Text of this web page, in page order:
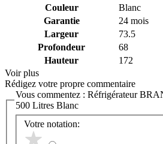
Couleur
Blanc
Garantie
24 mois
Largeur
73.5
Profondeur
68
Hauteur
172
Voir plus
Rédigez votre propre commentaire
Vous commentez : Réfrigérateur
500 Litres Blanc
Votre notation: